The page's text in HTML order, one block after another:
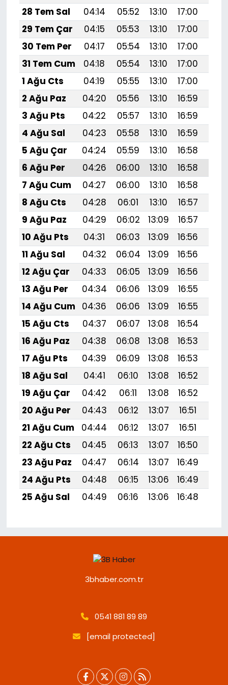
28 Tem Sal
04:14 05:52 13:10 17:00
29 Tem Çar
04:15 05:53 13:10 17:00
30 Tem Per
04:17 05:54 13:10 17:00
31 Tem Cum
04:18 05:54 13:10 17:00
1 Ağu Cts
04:19 05:55 13:10 17:00
2 Ağu Paz
04:20 05:56 13:10 16:59
3 Ağu Pts
04:22 05:57 13:10 16:59
4 Ağu Sal
04:23 05:58 13:10 16:59
5 Ağu Çar
04:24 05:59 13:10 16:58
6 Ağu Per
04:26 06:00 13:10 16:58
7 Ağu Cum
04:27 06:00 13:10 16:58
8 Ağu Cts
04:28 06:01 13:10 16:57
9 Ağu Paz
04:29 06:02 13:09 16:57
10 Ağu Pts
04:31 06:03 13:09 16:56
11 Ağu Sal
04:32 06:04 13:09 16:56
12 Ağu Çar
04:33 06:05 13:09 16:56
13 Ağu Per
04:34 06:06 13:09 16:55
14 Ağu Cum
04:36 06:06 13:09 16:55
15 Ağu Cts
04:37 06:07 13:08 16:54
16 Ağu Paz
04:38 06:08 13:08 16:53
17 Ağu Pts
04:39 06:09 13:08 16:53
18 Ağu Sal
04:41 06:10 13:08 16:52
19 Ağu Çar
04:42 06:11 13:08 16:52
20 Ağu Per
04:43 06:12 13:07 16:51
21 Ağu Cum
04:44 06:12 13:07 16:51
22 Ağu Cts
04:45 06:13 13:07 16:50
23 Ağu Paz
04:47 06:14 13:07 16:49
24 Ağu Pts
04:48 06:15 13:06 16:49
25 Ağu Sal
04:49 06:16 13:06 16:48
3bhaber.com.tr
0541 881 89 89
[email protected]